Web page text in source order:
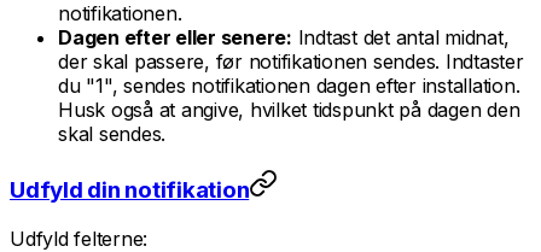
notifikationen.
Dagen efter eller senere: Indtast det antal midnat,
der skal passere, før notifikationen sendes. Indtaster
du "1", sendes notifikationen dagen efter installation.
Husk også at angive, hvilket tidspunkt på dagen den
skal sendes.
Udfyld din notifikation
Udfyld felterne: